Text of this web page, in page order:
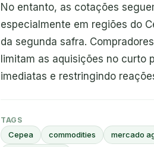
No entanto, as cotações
especialmente em regiões do
da segunda safra.
limitam as aquisições no curto
imediatas e restringindo
TAGS
Cepea commodities mercado